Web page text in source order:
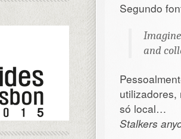
Segundo
and
utilizadores,
só local…
Stalkers